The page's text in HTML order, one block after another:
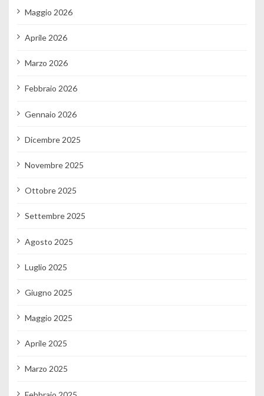
Maggio 2026
Aprile 2026
Marzo 2026
Febbraio 2026
Gennaio 2026
Dicembre 2025
Novembre 2025
Ottobre 2025
Settembre 2025
Agosto 2025
Luglio 2025
Giugno 2025
Maggio 2025
Aprile 2025
Marzo 2025